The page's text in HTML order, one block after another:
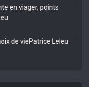
en viager, points
de viePatrice Leleu